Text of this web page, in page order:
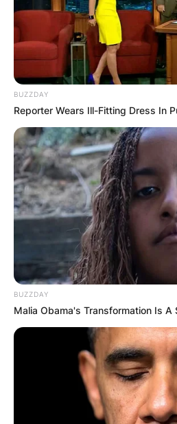
Една легенда се крие за
односно кулата на царот
царицата Елена
Сара. Во моментите кога
нападнале градот и
тие никако не можеле да
кула.
Турците почнале да
стрели во кулата и
горниот дел. По нивниот
останал друг избор,
клучевите од кулата и да
BUZZDAY
Reporter Wears Ill-Fitting Dress In
BUZZDAY
Malia Obama's Transformation Is A